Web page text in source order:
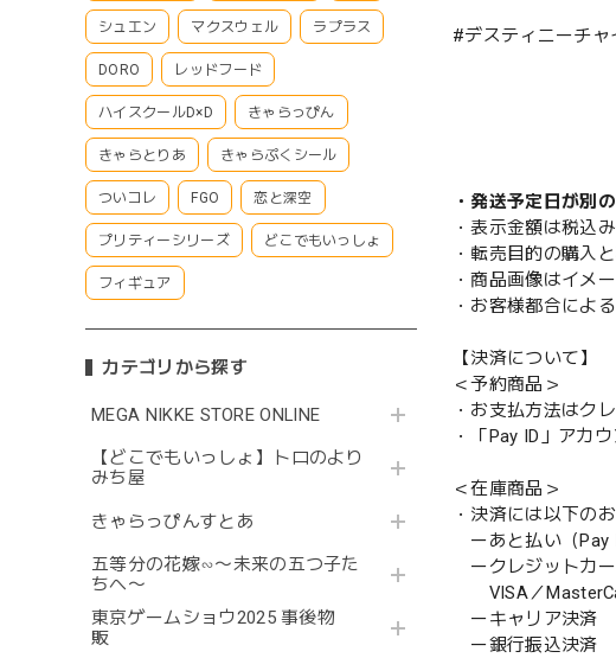
シュエン マクスウェル ラプラス
DORO レッドフード
ハイスクールD×D きゃらっぴん
きゃらとりあ きゃらぷくシール
ついコレ FGO 恋と深空
プリティーシリーズ どこでもいっしょ
フィギュア
カテゴリから探す
MEGA NIKKE STORE ONLINE
【どこでもいっしょ】トロのより
みち屋
きゃらっぴんすとあ
五等分の花嫁∽〜未来の五つ子た
ちへ〜
東京ゲームショウ2025 事後物
販
#デスティニーチャ
・発送予定日が別
・表示金額は税込
・転売目的の購入
・商品画像はイメ
・お客様都合によ
【決済について】
＜予約商品＞
・お支払方法はク
・「Pay ID」アカ
＜在庫商品＞
・決済には以下の
ーあと払い（Pay
ークレジットカ
VISA／
ーキャリア決済
ー銀行振込決済